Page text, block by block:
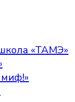
«ТАМЭ»